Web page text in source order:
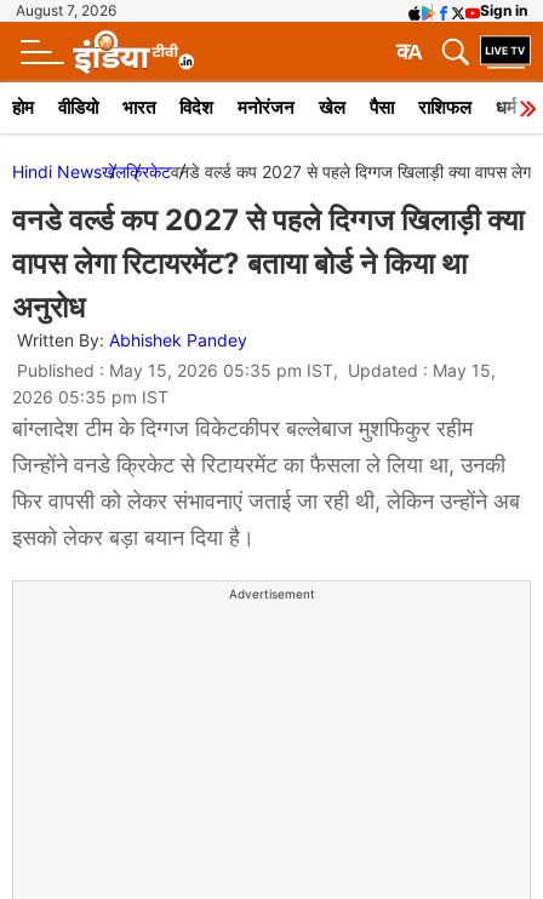
August 7, 2026 Sign in
A
क
होम वीडियो भारत विदेश मनोरंजन खेल पैसा राशिफल धर्म
Hindi Newsखेलक्रिकेटवनडे वर्ल्ड कप 2027 से पहले दिग्गज खिलाड़ी क्या वापस लेगा
वनडे वर्ल्ड कप 2027 से पहले दिग्गज खिलाड़ी क्या
वापस लेगा रिटायरमेंट? बताया बोर्ड ने किया था
अनुरोध
Written By: Abhishek Pandey
Published : May 15, 2026 05:35 pm IST, Updated : May 15,
2026 05:35 pm IST
बांग्लादेश टीम के दिग्गज विकेटकीपर बल्लेबाज मुशफिकुर रहीम
जिन्होंने वनडे क्रिकेट से रिटायरमेंट का फैसला ले लिया था, उनकी
फिर वापसी को लेकर संभावनाएं जताई जा रही थी, लेकिन उन्होंने अब
इसको लेकर बड़ा बयान दिया है।
Advertisement